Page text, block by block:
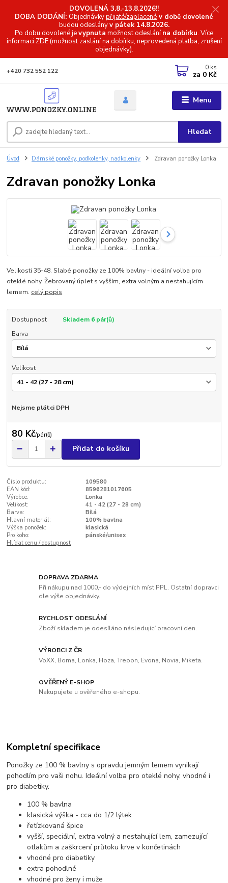
DOVOLENÁ 3.8.-13.8.2026!!
DOBA DODÁNÍ: Objednávkypřijaté/zaplacené v době dovolené
budou odeslányv pátek 14.8.2026.
Po dobu dovolené jevypnuta možnost odeslánína dobírku. Více
informacíZDE (možnost zaslání na dobírku, neprovedená platba, zrušení
objednávky).
Menu
Hledat
+420 732 552 122 0 ks
za 0 Kč
Úvod Dámské ponožky, podkolenky, nadkolenky Zdravan ponožky Lonka
Zdravan ponožky Lonka
Velikosti 35-48. Slabé ponožky ze 100% bavlny - ideální volba pro
oteklé nohy. Žebrovaný úplet s vyšším, extra volným a nestahujícím
lemem. celý popis
Dostupnost
Skladem 6 pár(ů)
Barva
Velikost
Nejsme plátci DPH
80 Kč/pár(ů)
Přidat do košíku
Číslo produktu:
109580
EAN kód:
8596281017605
Výrobce:
Lonka
Velikost:
41 - 42 (27 - 28 cm)
Barva:
Bílá
Hlavní materiál:
100% bavlna
Výška ponožek:
klasická
Pro koho:
pánské/unisex
Hlídat cenu / dostupnost
DOPRAVA ZDARMA
Při nákupu nad 1000,- do výdejních míst PPL. Ostatní dopravci
dle výše objednávky.
RYCHLOST ODESLÁNÍ
Zboží skladem je odesíláno následující pracovní den.
VÝROBCI Z ČR
VoXX, Boma, Lonka, Hoza, Trepon, Evona, Novia, Miketa.
OVĚŘENÝ E-SHOP
Nakupujete u ověřeného e-shopu.
Kompletní specifikace
Ponožky ze 100 % bavlny s opravdu jemným lemem vynikají
pohodlím pro vaši nohu. Ideální volba pro oteklé nohy, vhodné i
pro diabetiky.
100 % bavlna
klasická výška - cca do 1/2 lýtek
řetízkovaná špice
vyšší, speciální, extra volný a nestahující lem, zamezující
otlakům a zaškrcení průtoku krve v končetinách
vhodné pro diabetiky
extra pohodlné
vhodné pro ženy i muže